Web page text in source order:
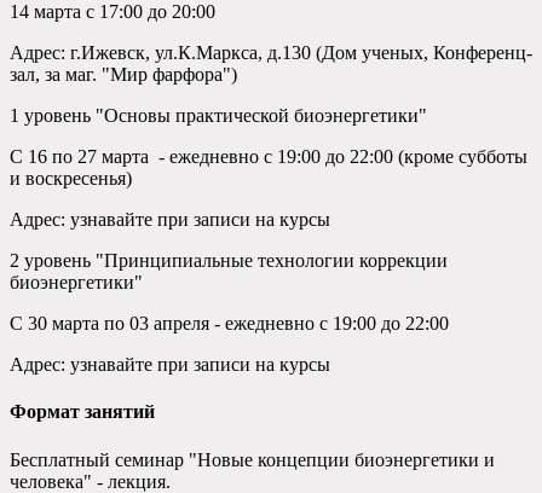
14 марта с 17:00 до 20:00
Адрес: г.Ижевск, ул.К.Маркса, д.130 (Дом ученых, Конференц-
зал, за маг. "Мир фарфора")
1 уровень "Основы практической биоэнергетики"
С 16 по 27 марта - ежедневно с 19:00 до 22:00 (кроме субботы
и воскресенья)
Адрес: узнавайте при записи на курсы
2 уровень "Принципиальные технологии коррекции
биоэнергетики"
С 30 марта по 03 апреля - ежедневно с 19:00 до 22:00
Адрес: узнавайте при записи на курсы
Формат занятий
Бесплатный семинар "Новые концепции биоэнергетики и
человека" - лекция.